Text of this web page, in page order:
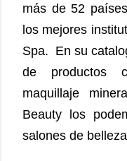
más de 52
los mejores
Spa. En su
de productos
maquillaje
Beauty los
salones de